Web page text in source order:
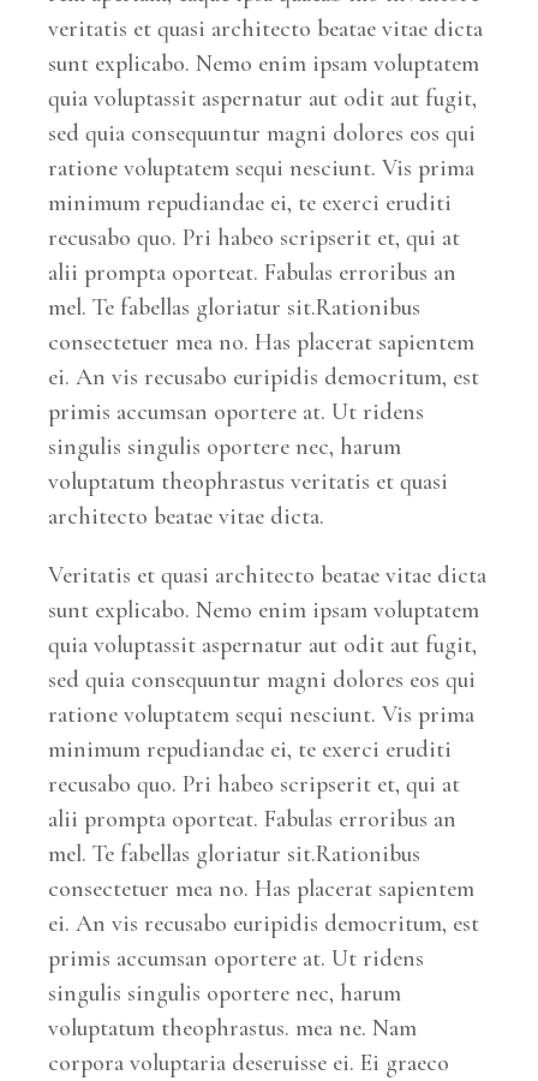
veritatis et quasi architecto beatae vitae dicta
sunt explicabo. Nemo enim ipsam voluptatem
quia voluptassit aspernatur aut odit aut fugit,
sed quia consequuntur magni dolores eos qui
ratione voluptatem sequi nesciunt. Vis prima
minimum repudiandae ei, te exerci eruditi
recusabo quo. Pri habeo scripserit et, qui at
alii prompta oporteat. Fabulas erroribus an
mel. Te fabellas gloriatur sit.Rationibus
consectetuer mea no. Has placerat sapientem
ei. An vis recusabo euripidis democritum, est
primis accumsan oportere at. Ut ridens
singulis singulis oportere nec, harum
voluptatum theophrastus veritatis et quasi
architecto beatae vitae dicta.
Veritatis et quasi architecto beatae vitae dicta
sunt explicabo. Nemo enim ipsam voluptatem
quia voluptassit aspernatur aut odit aut fugit,
sed quia consequuntur magni dolores eos qui
ratione voluptatem sequi nesciunt. Vis prima
minimum repudiandae ei, te exerci eruditi
recusabo quo. Pri habeo scripserit et, qui at
alii prompta oporteat. Fabulas erroribus an
mel. Te fabellas gloriatur sit.Rationibus
consectetuer mea no. Has placerat sapientem
ei. An vis recusabo euripidis democritum, est
primis accumsan oportere at. Ut ridens
singulis singulis oportere nec, harum
voluptatum theophrastus. mea ne. Nam
corpora voluptaria deseruisse ei. Ei graeco